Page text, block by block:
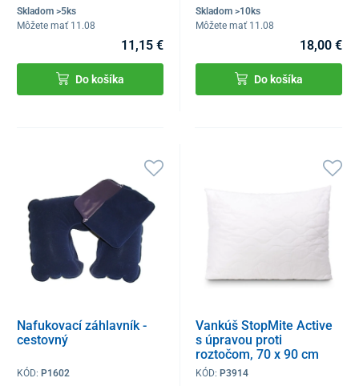
Skladom >5ks
Môžete mať 11.08
11,15 €
Do košíka
Skladom >10ks
Môžete mať 11.08
18,00 €
Do košíka
Nafukovací záhlavník -
cestovný
KÓD: P1602
Vankúš StopMite Active
s úpravou proti
roztočom, 70 x 90 cm
KÓD: P3914